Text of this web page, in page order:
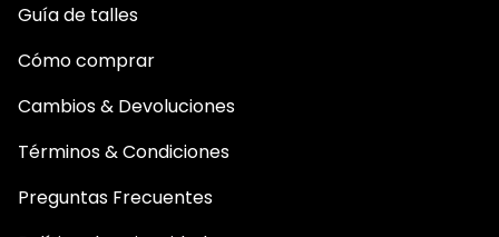
Guía de talles
Cómo comprar
Cambios & Devoluciones
Términos & Condiciones
Preguntas Frecuentes